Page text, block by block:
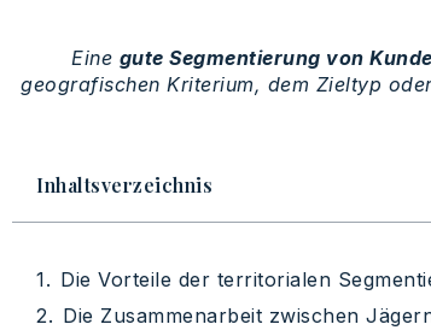
Eine gute Segmentierung von
geografischen Kriterium, dem Zieltyp
Inhaltsverzeichnis
Die Vorteile der territorialen
Die Zusammenarbeit zwischen